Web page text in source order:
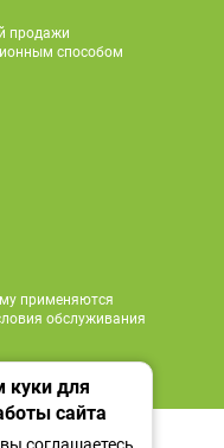
продажи
способом
применяются
обслуживания
18
куки для
сайта